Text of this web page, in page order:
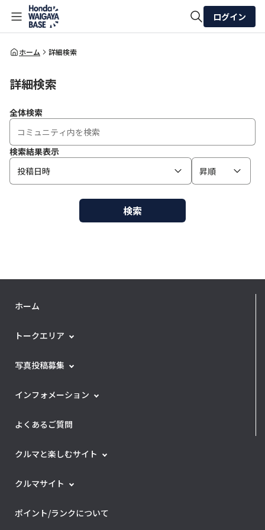
全体検索
ログイン
ホーム 詳細検索
詳細検索
全体検索
検索結果表示
投稿日時
昇順
検索
ホーム
トークエリア
写真投稿募集
インフォメーション
よくあるご質問
クルマと楽しむサイト
クルマサイト
ポイント/ランクについて